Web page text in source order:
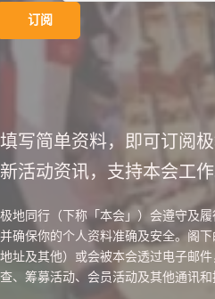
填写简单资料，即可订阅
新活动资讯，支持本会工
极地同行（下称「本会」）会遵守及
并确保你的个人资料准确及安全。阁
地址及其他）或会被本会透过电子邮
查、筹募活动、会员活动及其他通讯和